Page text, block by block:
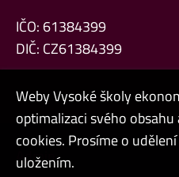
IČO: 61384399
DIČ: CZ61384399
Admin
Weby Vysoké školy
optimalizaci svého
cookies. Prosíme o
uložením.